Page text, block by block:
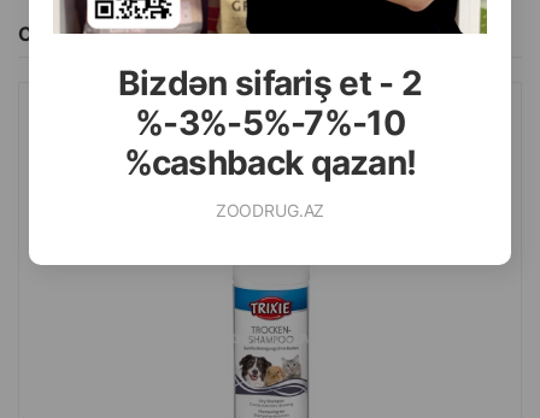
Bizdən sifariş et - 2
%-3%-5%-7%-10
%cashback qazan!
ZOODRUG.AZ
Смотреть Все
СУХОЙ ШАМПУНЬ TRIXIE ГИПОАЛЛЕРГЕННЫЙ ДЛЯ СОБАК,
КОШЕК И МЕЛКИХ ЖИВОТНЫХ 100 ГР.#29181